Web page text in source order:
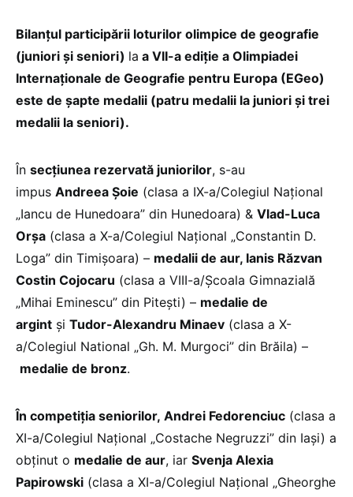
Bilanțul participării loturilor olimpice de geografie
(juniori și seniori) la a VII-a ediție a Olimpiadei
Internaționale de Geografie pentru Europa (EGeo)
este de șapte medalii (patru medalii la juniori și trei
medalii la seniori).
În secțiunea rezervată juniorilor, s-au
impus Andreea Șoie (clasa a IX-a/Colegiul Național
„Iancu de Hunedoara” din Hunedoara) & Vlad-Luca
Orșa (clasa a X-a/Colegiul Național „Constantin D.
Loga” din Timișoara) – medalii de aur, Ianis Răzvan
Costin Cojocaru (clasa a VIII-a/Școala Gimnazială
„Mihai Eminescu” din Pitești) – medalie de
argint și Tudor-Alexandru Minaev (clasa a X-
a/Colegiul National „Gh. M. Murgoci” din Brăila) –
medalie de bronz.
În competiția seniorilor, Andrei Fedorenciuc (clasa a
XI-a/Colegiul Național „Costache Negruzzi” din Iași) a
obținut o medalie de aur, iar Svenja Alexia
Papirowski (clasa a XI-a/Colegiul Național „Gheorghe